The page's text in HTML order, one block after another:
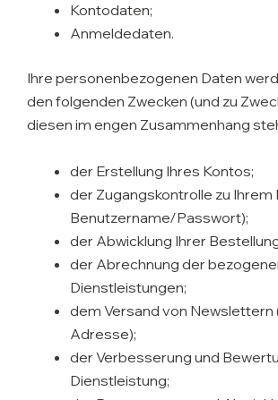
Kontodaten;
Anmeldedaten.
Ihre personenbezogenen Daten
den folgenden Zwecken (und zu
diesen im engen Zusammenhang
der Erstellung Ihres Kontos;
der Zugangskontrolle zu Ihrem
Benutzername/Passwort);
der Abwicklung Ihrer
der Abrechnung der
Dienstleistungen;
dem Versand von Newslettern
Adresse);
der Verbesserung und
Dienstleistung;